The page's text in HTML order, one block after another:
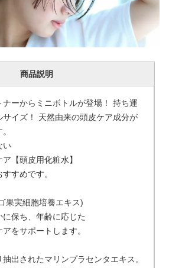
商品説明
ーからミニボトルが登場！ 持ち運
イズ！ 天然由来の頭皮ケア成分が
い
【頭皮用化粧水】
すめです。
果実細胞培養エキス)
保ち、年齢に応じた
をサポートします。
出されたマリンプラセンタエキス。